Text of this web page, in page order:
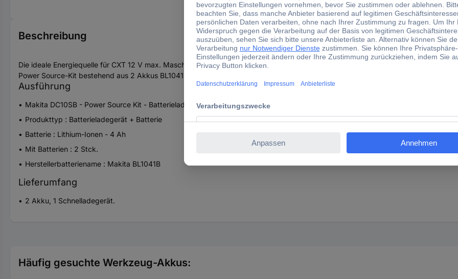
Beschreibung
Die ideale Energiequelle für CXT 12 V max. Maschinen
Power Source-Kit bestehend aus 2 Akkus BL1041B 4,0 Ah und 1 Schnellladegerät DC10SB. Lieferung im Karton.
Ausführung
Makita DC10SB - Power Source Kit - Batterieladegerät - mit Batterie - 2 - Li-Ion
Produkttyp : Batterieladegerät + Batterie
Batterie : Lithium-Ionen - 4 Ah
Mit Batterien : 2 Stck.
Herstellerbatteriename : Makita BL1041B
Lieferumfang
2 Akku, 1 Schnelladegerät.
Häufig gesuchte Werkzeug-Akkus: